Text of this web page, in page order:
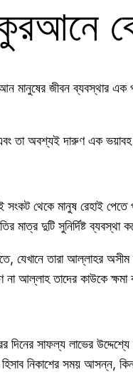
জীবন ব্যবস্থার এক
তা অবশ্যই দারুণ এক
থেকে মানুষ রেহাই
মাত্র দুটি সুনির্দিষ্ট
যেখানে তারা আল্লাহর
আল্লাহ তাদের কাউকে ক্ষমা
দিনের সাফল্য লাভের
নিকাশের সময় আসন্ন,